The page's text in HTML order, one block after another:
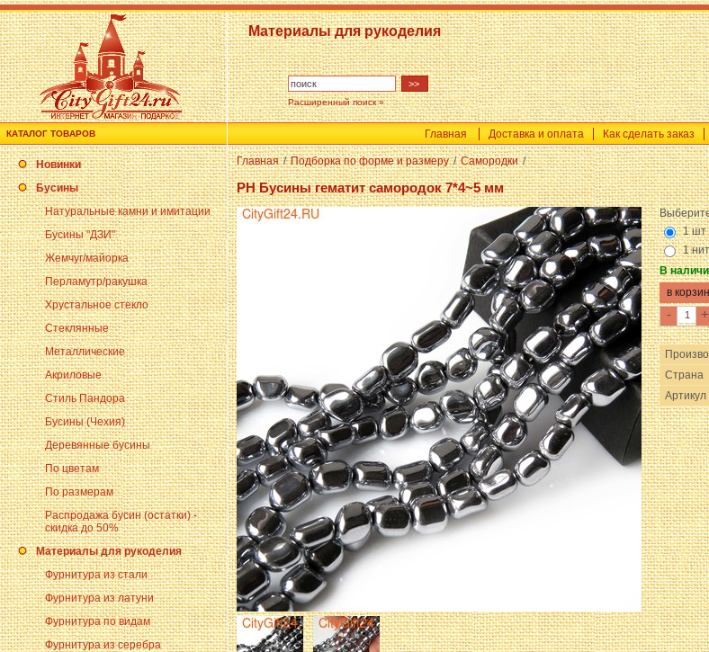
Материалы для рукоделия
Расширенный поиск »
КАТАЛОГ ТОВАРОВ Главная Доставка и оплата Как сделать заказ
Новинки
Бусины
Натуральные камни и имитации
Бусины "ДЗИ"
Жемчуг/майорка
Перламутр/ракушка
Хрустальное стекло
Стеклянные
Металлические
Акриловые
Стиль Пандора
Бусины (Чехия)
Деревянные бусины
По цветам
По размерам
Распродажа бусин (остатки) -
скидка до 50%
Материалы для рукоделия
Фурнитура из стали
Фурнитура из латуни
Фурнитура по видам
Фурнитура из серебра
Главная / Подборка по форме и размеру / Самородки /
PH Бусины гематит самородок 7*4~5 мм
1 шт
1
В
- +
Страна
Артикул